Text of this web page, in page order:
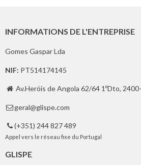
INFORMATIONS DE L'ENTREPRISE
Gomes Gaspar Lda
NIF: PT514174145
 Av.Heróis de Angola 62/64 1ºDto,
 geral@glispe.com
 (+351) 244 827 489
Appel vers le réseau fixe du Portugal
GLISPE